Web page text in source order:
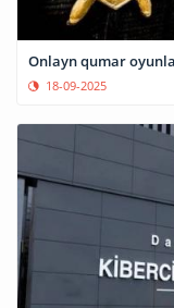
Onlayn qumar
18-09-2025